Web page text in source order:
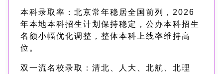
本科录取率：北京常年稳居全国前列，2026
年本地本科招生计划保持稳定，公办本科招生
名额小幅优化调整，整体本科上线率维持高
位。
双一流名校录取：清北、人大、北航、北理